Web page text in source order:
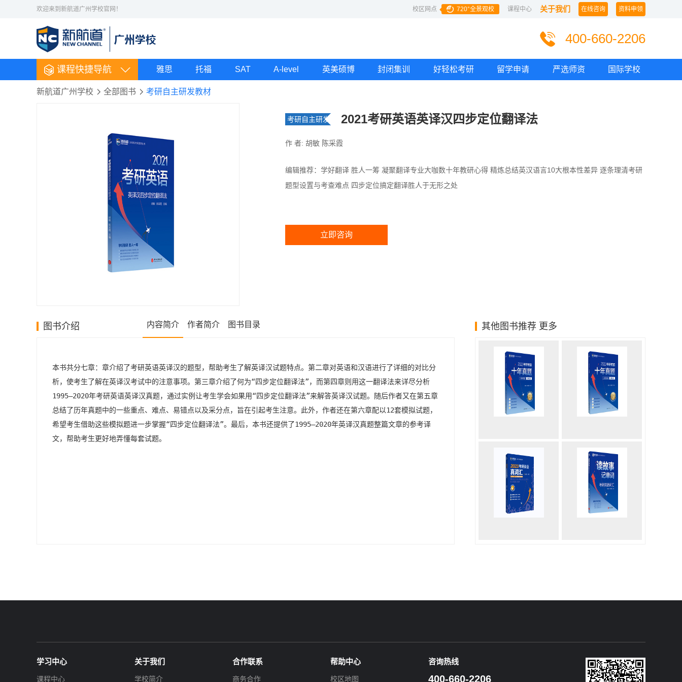
欢迎来到新航道广州学校官网！ 资料申领
在线咨询
关于我们
课程中心
校区网点 720°全景观校
400-660-2206
课程快捷导航 雅思 托福 SAT A-level 英美硕博 封闭集训 好轻松考研 留学申请 严选师资 国际学校
新航道广州学校 全部图书 考研自主研发教材
考研自主研发
2021考研英语英译汉四步定位翻译法
作 者: 胡敏 陈采霞
编辑推荐：学好翻译 胜人一筹 凝聚翻译专业大咖数十年教研心得 精炼总结英汉语言10大根本性差异 逐条理清考研
题型设置与考查难点 四步定位搞定翻译胜人于无形之处
立即咨询
图书介绍 内容简介 作者简介 图书目录
本书共分七章：章介绍了考研英语英译汉的题型，帮助考生了解英译汉试题特点。第二章对英语和汉语进行了详细的对比分
析，使考生了解在英译汉考试中的注意事项。第三章介绍了何为“四步定位翻译法”，而第四章则用这一翻译法来详尽分析
1995—2020年考研英语英译汉真题，通过实例让考生学会如果用“四步定位翻译法”来解答英译汉试题。随后作者又在第五章
总结了历年真题中的一些重点、难点、易错点以及采分点，旨在引起考生注意。此外，作者还在第六章配以12套模拟试题，
希望考生借助这些模拟题进一步掌握“四步定位翻译法”。最后，本书还提供了1995—2020年英译汉真题整篇文章的参考译
文，帮助考生更好地弄懂每套试题。
其他图书推荐 更多
学习中心
课程中心
关于我们
学校简介
合作联系
商务合作
帮助中心
校区地图
咨询热线
400-660-2206